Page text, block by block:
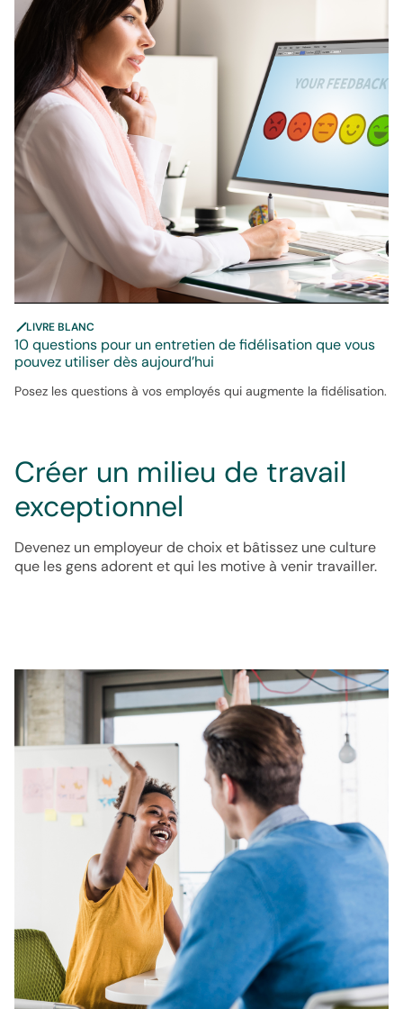
LIVRE BLANC
10 questions pour un entretien de fidélisation que vous
pouvez utiliser dès aujourd’hui
Posez les questions à vos employés qui augmente la fidélisation.
Créer un milieu de travail
exceptionnel
Devenez un employeur de choix et bâtissez une culture
que les gens adorent et qui les motive à venir travailler.